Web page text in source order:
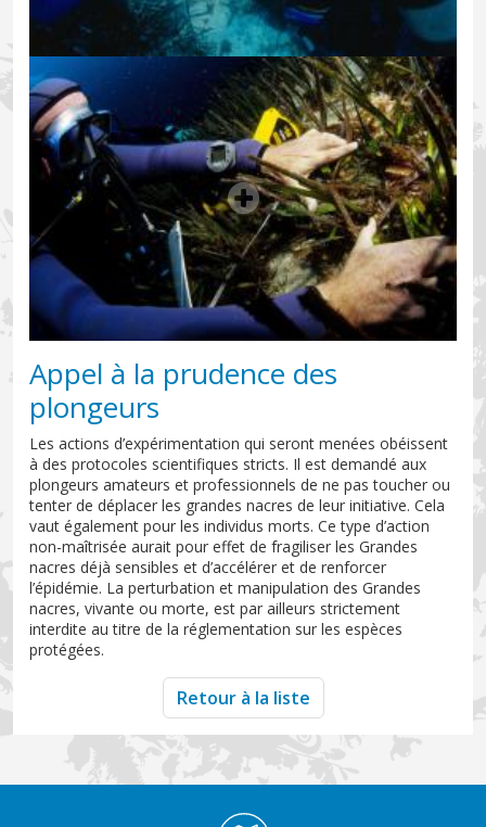
Appel à la prudence des
plongeurs
Les actions d’expérimentation qui seront menées obéissent
à des protocoles scientifiques stricts. Il est demandé aux
plongeurs amateurs et professionnels de ne pas toucher ou
tenter de déplacer les grandes nacres de leur initiative. Cela
vaut également pour les individus morts. Ce type d’action
non-maîtrisée aurait pour effet de fragiliser les Grandes
nacres déjà sensibles et d’accélérer et de renforcer
l’épidémie. La perturbation et manipulation des Grandes
nacres, vivante ou morte, est par ailleurs strictement
interdite au titre de la réglementation sur les espèces
protégées.
Retour à la liste